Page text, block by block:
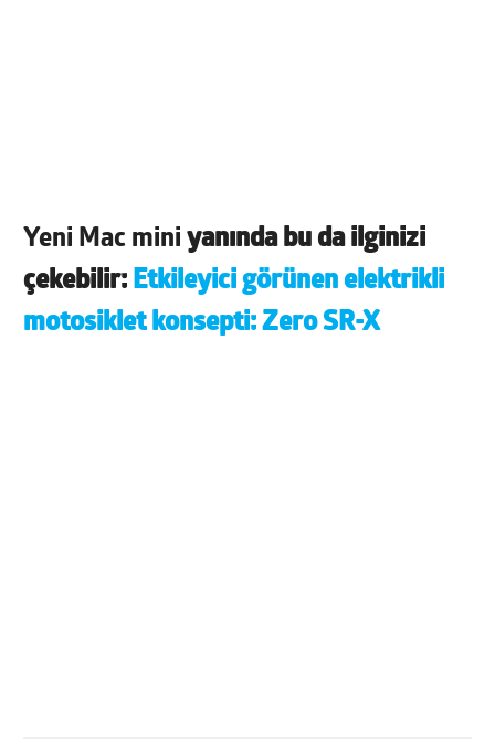
Yeni Mac miniyanında bu da ilginizi
çekebilir: Etkileyici görünen elektrikli
motosiklet konsepti: Zero SR-X